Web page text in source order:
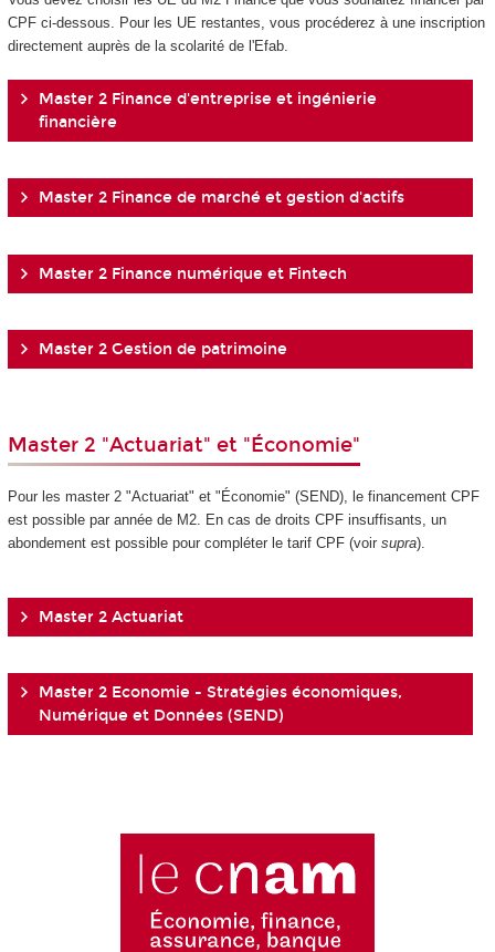
CPF ci-dessous. Pour les UE restantes, vous procéderez à une inscription
directement auprès de la scolarité de l'Efab.
Master 2 Finance d'entreprise et ingénierie
financière
Master 2 Finance de marché et gestion d'actifs
Master 2 Finance numérique et Fintech
Master 2 Gestion de patrimoine
Master 2 "Actuariat" et "Économie"
Pour les master 2 "Actuariat" et "Économie" (SEND), le financement CPF
est possible par année de M2. En cas de droits CPF insuffisants, un
abondement est possible pour compléter le tarif CPF (voir supra).
Master 2 Actuariat
Master 2 Economie - Stratégies économiques,
Numérique et Données (SEND)